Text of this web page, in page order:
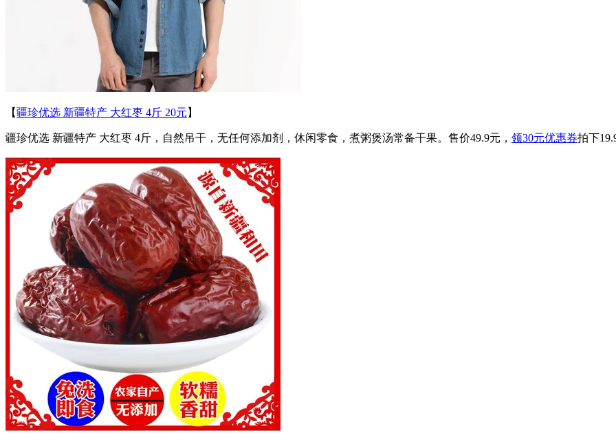
【疆珍优选 新疆特产 大红枣 4斤 20元 】
疆珍优选 新疆特产 大红枣 4斤，自然吊干，无任何添加剂，休闲零食，煮粥煲汤常备干果。售价49.9元， 领30元优惠券拍下